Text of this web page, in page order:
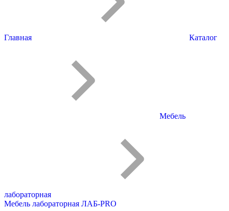
Главная Каталог
Мебель
лабораторная
Мебель лабораторная ЛАБ-PRO